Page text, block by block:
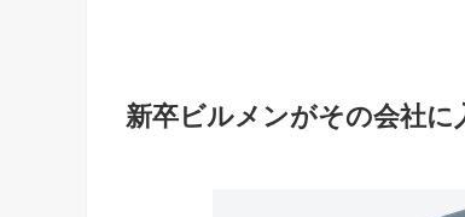
新卒ビルメンがその会社に